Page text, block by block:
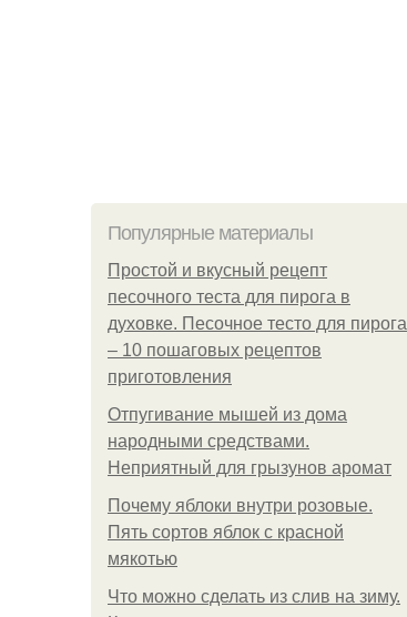
Популярные материалы
Простой и вкусный рецепт
песочного теста для пирога в
духовке. Песочное тесто для пирога
– 10 пошаговых рецептов
приготовления
Отпугивание мышей из дома
народными средствами.
Неприятный для грызунов аромат
Почему яблоки внутри розовые.
Пять сортов яблок с красной
мякотью
Что можно сделать из слив на зиму.